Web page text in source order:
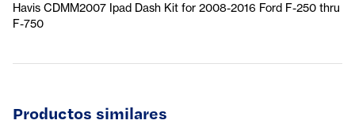
Havis CDMM2007 Ipad Dash Kit for 2008-2016 Ford F-250 thru
F-750
Productos similares